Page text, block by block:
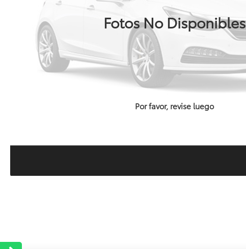
Fotos No Disponibles
Por favor, revise luego